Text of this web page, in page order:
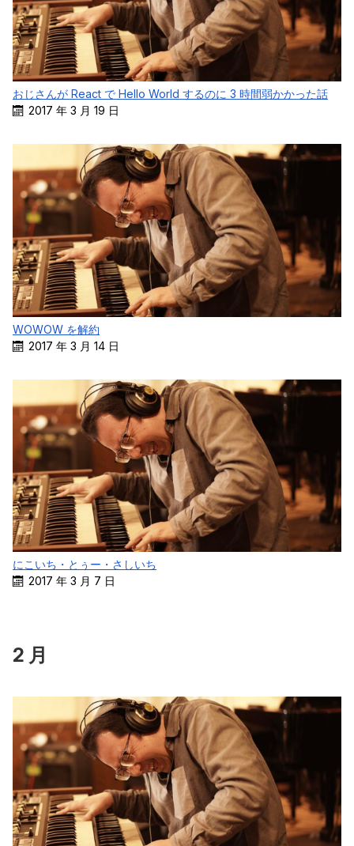
おじさんが React で Hello World するのに 3 時間弱かかった話
2017 年 3 月 19 日
WOWOW を解約
2017 年 3 月 14 日
にこいち・とぅー・さしいち
2017 年 3 月 7 日
2 月